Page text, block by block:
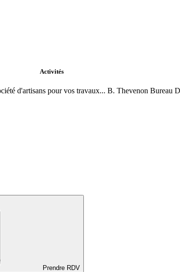
Activités
d'artisans pour vos travaux... B. Thevenon Bureau
Prendre RDV